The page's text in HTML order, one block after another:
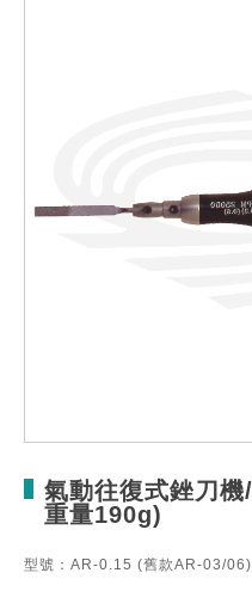
氣動往復式銼刀
重量190g)
型號：AR-0.15 (舊款AR-03/06)